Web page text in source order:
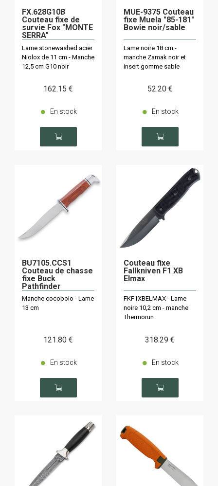
FX.628G10B
Couteau fixe de
survie Fox "MONTE
SERRA"
Lame stonewashed acier
Niolox de 11 cm - Manche
12,5 cm G10 noir
162.15 €
En stock
MUE-9375 Couteau
fixe Muela "85-181"
Bowie noir/sable
Lame noire 18 cm -
manche Zamak noir et
insert gomme sable
52.20 €
En stock
BU7105.CCS1
Couteau de chasse
fixe Buck
Pathfinder
Héritage
Manche cocobolo - Lame
13 cm
121.80 €
En stock
Couteau fixe
Fallkniven F1 XB
Elmax
FKF1XBELMAX - Lame
noire 10,2 cm - manche
Thermorun
318.29 €
En stock